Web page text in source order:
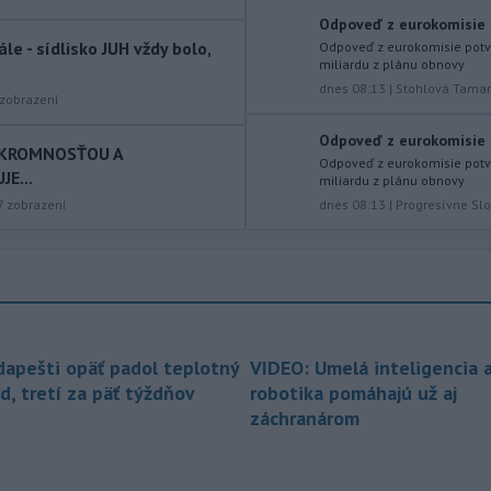
Medzinárodnej
futbalovej federácie (FIFA) Giannimu
Infantinovi, ktorý je pod paľbou kritiky
po jeho neúspešnom pláne.
najmä na západe a severozápade
Slovenska počítať s búrkami.
Slovenský hydrometeorologický ústav
záchrannými zložkami zasahuje na
17:36
V dunajských prístavoch v
Bratislave, Komárne a Štúrove v
prvom polroku 2026 zaznamenali
- sídlisko JUH vždy bolo,
zobrazení
A
zobrazení
Odpoveď z
Odpoveď z eurokomisie
miliardu z plánu obnovy
dnes 08:13 | Stohlová
Odpoveď z
Odpoveď z eurokomisie
miliardu z plánu obnovy
dnes 08:13 | Progresívne
opäť padol teplotný
tretí za päť týždňov
VIDEO: Umelá inteligencia
robotika pomáhajú už aj
záchranárom